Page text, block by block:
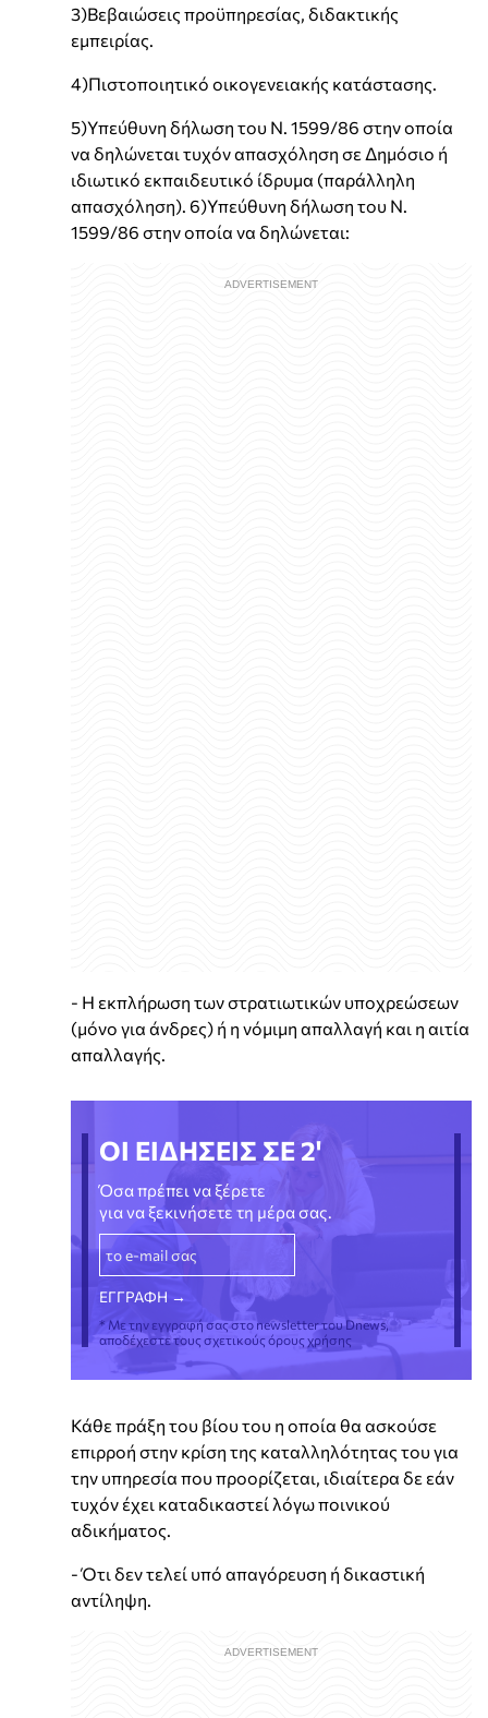
3)Βεβαιώσεις προϋπηρεσίας, διδακτικής
εμπειρίας.
4)Πιστοποιητικό οικογενειακής κατάστασης.
5)Υπεύθυνη δήλωση του Ν. 1599/86 στην οποία
να δηλώνεται τυχόν απασχόληση σε Δημόσιο ή
ιδιωτικό εκπαιδευτικό ίδρυμα (παράλληλη
απασχόληση). 6)Υπεύθυνη δήλωση του Ν.
1599/86 στην οποία να δηλώνεται:
- Η εκπλήρωση των στρατιωτικών υποχρεώσεων
(μόνο για άνδρες) ή η νόμιμη απαλλαγή και η αιτία
απαλλαγής.
ΟΙ ΕΙΔΗΣΕΙΣ ΣΕ 2'
Όσα πρέπει να ξέρετε
για να ξεκινήσετε τη μέρα σας.
* Με την εγγραφή σας στο newsletter του Dnews,
αποδέχεστε τους σχετικούς όρους χρήσης
Κάθε πράξη του βίου του η οποία θα ασκούσε
επιρροή στην κρίση της καταλληλότητας του για
την υπηρεσία που προορίζεται, ιδιαίτερα δε εάν
τυχόν έχει καταδικαστεί λόγω ποινικού
αδικήματος.
- Ότι δεν τελεί υπό απαγόρευση ή δικαστική
αντίληψη.